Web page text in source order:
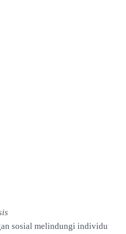
sosial melindungi individu